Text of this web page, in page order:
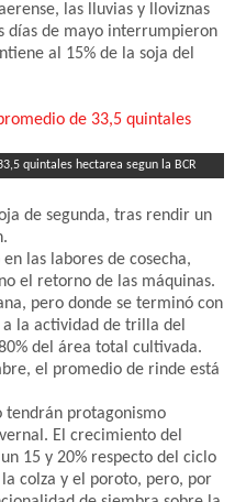
las lluvias y lloviznas
días de mayo interrumpieron
al 15% de la soja del
quintales hectarea segun la BCR
de segunda, tras rendir un
las labores de cosecha,
el retorno de las máquinas.
pero donde se terminó con
a la actividad de trilla del
del área total cultivada.
el promedio de rinde está
tendrán protagonismo
El crecimiento del
15 y 20% respecto del ciclo
colza y el poroto, pero, por